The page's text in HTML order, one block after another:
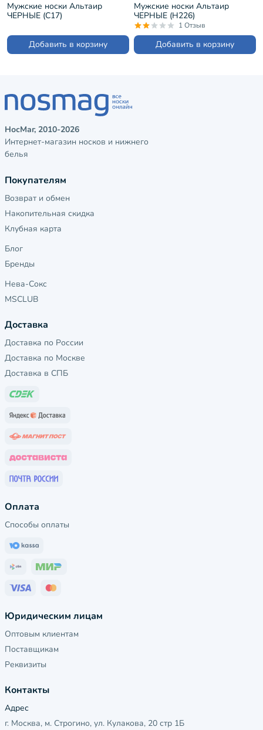
Мужские носки Альтаир
ЧЕРНЫЕ (С17)
Добавить в корзину
Мужские носки Альтаир
ЧЕРНЫЕ (H226)
1 Отзыв
Добавить в корзину
НосМаг, 2010-2026
Интернет-магазин носков и нижнего
белья
Покупателям
Возврат и обмен
Накопительная скидка
Клубная карта
Блог
Бренды
Нева-Сокс
MSCLUB
Доставка
Доставка по России
Доставка по Москве
Доставка в СПБ
Оплата
Способы оплаты
Юридическим лицам
Оптовым клиентам
Поставщикам
Реквизиты
Контакты
Адрес
г. Москва, м. Строгино, ул. Кулакова, 20 стр 1Б